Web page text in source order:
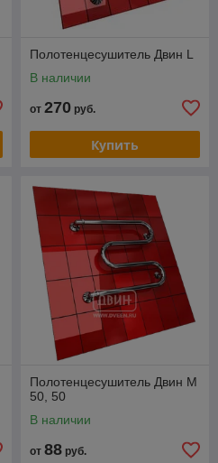
Полотенцесушитель Двин L
В наличии
от 270 руб.
Купить
Полотенцесушитель Двин M
50, 50
В наличии
от 88 руб.